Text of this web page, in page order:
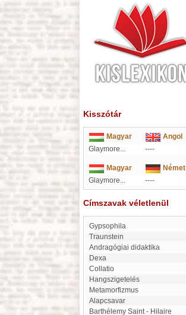
Kisszótár
Magyar
Angol
Glaymore...
----
Magyar
Német
Glaymore...
----
Címszavak véletlenül
Gypsophila
Traunstein
Andragógiai didaktika
dexa
collatio
Hangszigetelés
metamorfizmus
Alapcsavar
Barthélemy Saint - Hilaire